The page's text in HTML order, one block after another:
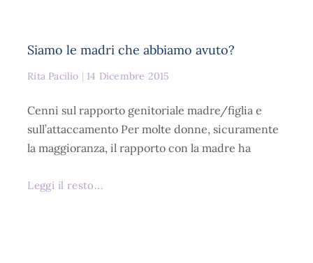
Siamo le madri che abbiamo avuto?
Rita Pacilio 14 Dicembre 2015
Cenni sul rapporto genitoriale madre/figlia e
sull’attaccamento Per molte donne, sicuramente
la maggioranza, il rapporto con la madre ha
Leggi il resto...